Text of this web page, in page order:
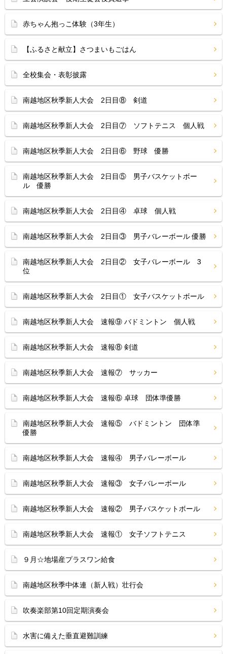
赤ちゃん抱っこ体験（3年生）
【ふるさと献立】さつまいもごはん
全校集会・表彰披露
南越地区秋季新人大会 2日目⑧ 剣道
南越地区秋季新人大会 2日目⑦ ソフトテニス 個人戦
南越地区秋季新人大会 2日目⑥ 野球 優勝
南越地区秋季新人大会 2日目⑤ 男子バスケットボー
ル 優勝
南越地区秋季新人大会 2日目④ 卓球 個人戦
南越地区秋季新人大会 2日目③ 男子バレーボール 優勝
南越地区秋季新人大会 2日目② 女子バレーボール 3
位
南越地区秋季新人大会 2日目① 女子バスケットボール
南越地区秋季新人大会 速報⑨ バドミントン 個人戦
南越地区秋季新人大会 速報⑧ 剣道
南越地区秋季新人大会 速報⑦ サッカー
南越地区秋季新人大会 速報⑥ 卓球 団体準優勝
南越地区秋季新人大会 速報⑤ バドミントン 団体準
優勝
南越地区秋季新人大会 速報④ 男子バレーボール
南越地区秋季新人大会 速報③ 女子バレーボール
南越地区秋季新人大会 速報② 男子バスケットボール
南越地区秋季新人大会 速報① 女子ソフトテニス
９月☆地場産プラスワン給食
南越地区秋季中体連（新人戦）壮行会
吹奏楽部第10回定期演奏会
水害に備えた垂直避難訓練